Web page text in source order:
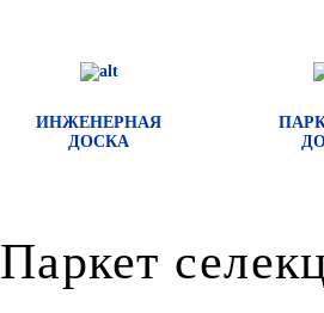
ИНЖЕНЕРНАЯ
ДОСКА
Паркет